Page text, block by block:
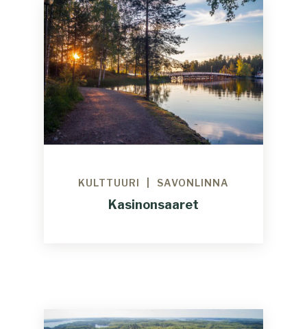
KULTTUURI SAVONLINNA
Kasinonsaaret